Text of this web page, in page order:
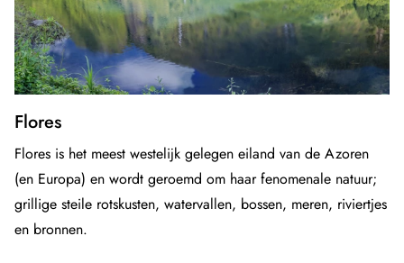
Flores
Flores is het meest westelijk gelegen eiland van de Azoren
(en Europa) en wordt geroemd om haar fenomenale natuur;
grillige steile rotskusten, watervallen, bossen, meren, riviertjes
en bronnen.